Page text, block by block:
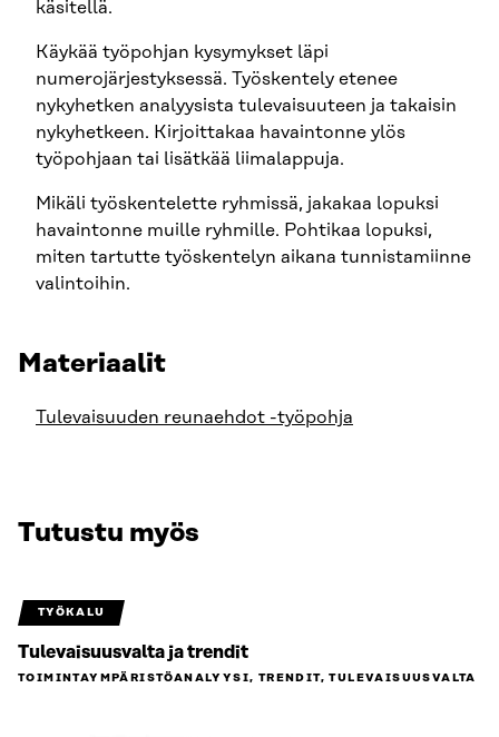
käsitellä.
Käykää työpohjan kysymykset läpi
numerojärjestyksessä. Työskentely etenee
nykyhetken analyysista tulevaisuuteen ja takaisin
nykyhetkeen. Kirjoittakaa havaintonne ylös
työpohjaan tai lisätkää liimalappuja.
Mikäli työskentelette ryhmissä, jakakaa lopuksi
havaintonne muille ryhmille. Pohtikaa lopuksi,
miten tartutte työskentelyn aikana tunnistamiinne
valintoihin.
Materiaalit
Tulevaisuuden reunaehdot -työpohja
Tutustu myös
TYÖKALU
Tulevaisuusvalta ja trendit
TOIMINTAYMPÄRISTÖ­ANALYYSI, TRENDIT, TULEVAISUUSVALTA